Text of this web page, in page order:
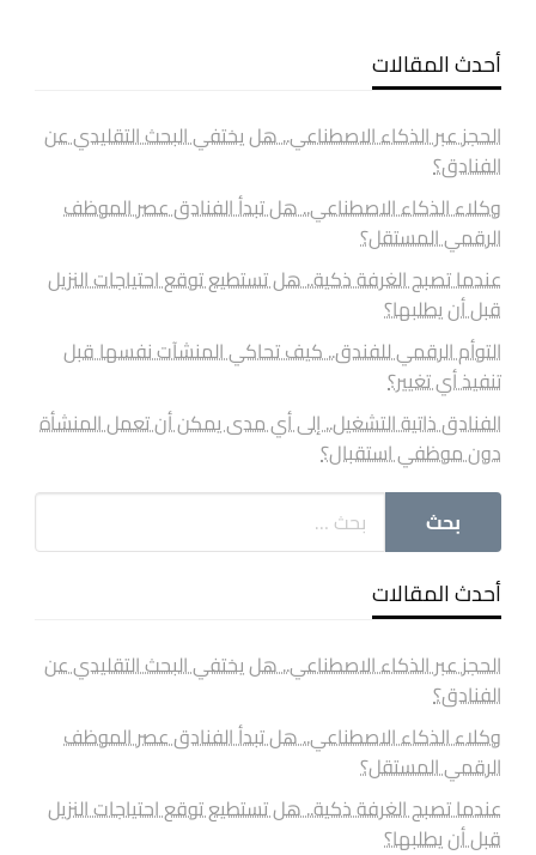
أحدث المقالات
الحجز عبر الذكاء الاصطناعي.. هل يختفي البحث التقليدي عن
الفنادق؟
وكلاء الذكاء الاصطناعي.. هل تبدأ الفنادق عصر الموظف
الرقمي المستقل؟
عندما تصبح الغرفة ذكية.. هل تستطيع توقع احتياجات النزيل
قبل أن يطلبها؟
التوأم الرقمي للفندق.. كيف تحاكي المنشآت نفسها قبل
تنفيذ أي تغيير؟
الفنادق ذاتية التشغيل.. إلى أي مدى يمكن أن تعمل المنشأة
دون موظفي استقبال؟
أحدث المقالات
الحجز عبر الذكاء الاصطناعي.. هل يختفي البحث التقليدي عن
الفنادق؟
وكلاء الذكاء الاصطناعي.. هل تبدأ الفنادق عصر الموظف
الرقمي المستقل؟
عندما تصبح الغرفة ذكية.. هل تستطيع توقع احتياجات النزيل
قبل أن يطلبها؟